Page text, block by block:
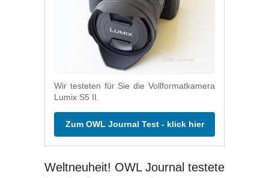
Wir testeten für Sie die Vollformatkamera
Lumix S5 II.
Zum OWL Journal Test - klick hier
Weltneuheit! OWL Journal testete